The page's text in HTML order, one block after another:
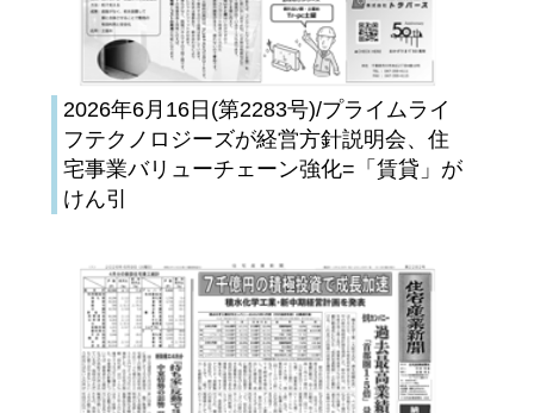
2026年6月16日(第2283号)/プライムライ
フテクノロジーズが経営方針説明会、住
宅事業バリューチェーン強化=「賃貸」が
けん引